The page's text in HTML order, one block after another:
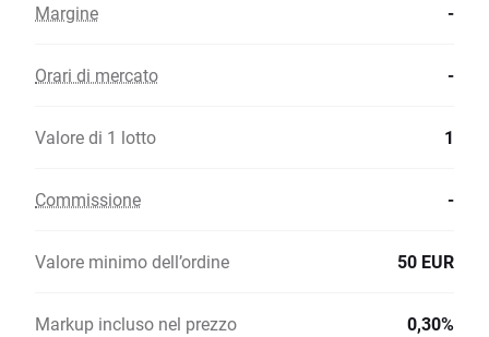
Margine -
Orari di mercato -
Valore di 1 lotto 1
Commissione -
Valore minimo dell’ordine 50 EUR
Markup incluso nel prezzo 0,30%